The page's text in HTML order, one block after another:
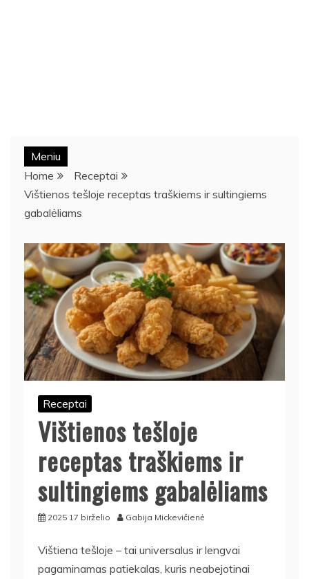
Meniu
Home
Receptai
Vištienos tešloje receptas traškiems ir sultingiems
gabalėliams
Receptai
Vištienos tešloje
receptas traškiems ir
sultingiems gabalėliams
2025 17 birželio Gabija Mickevičienė
Vištiena tešloje – tai universalus ir lengvai
pagaminamas patiekalas, kuris neabejotinai